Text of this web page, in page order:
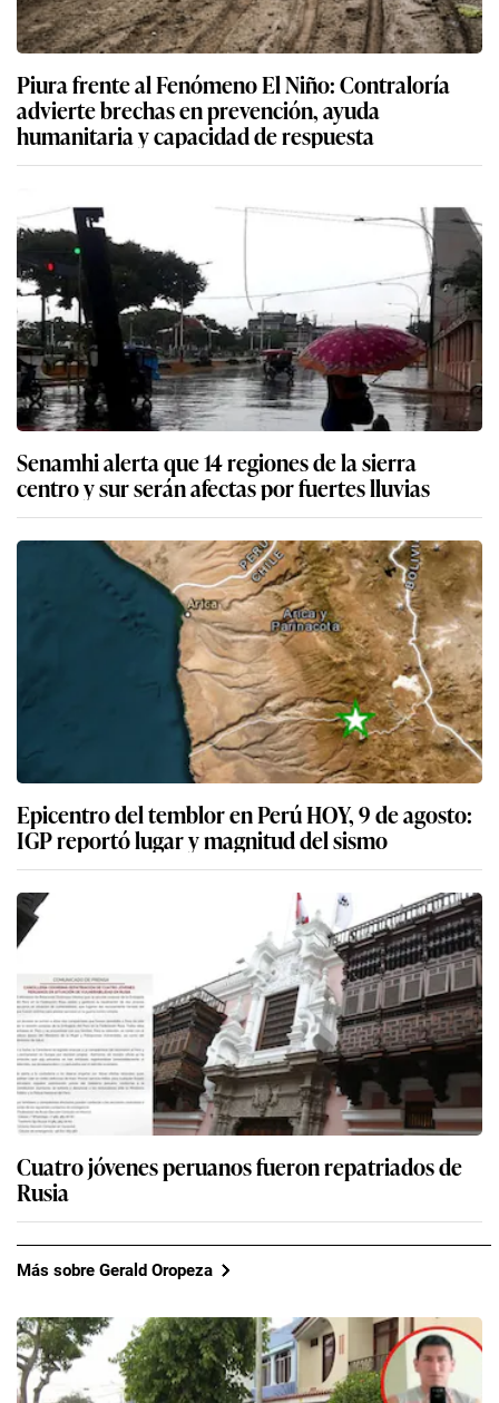
Piura frente al Fenómeno El Niño: Contraloría
advierte brechas en prevención, ayuda
humanitaria y capacidad de respuesta
Senamhi alerta que 14 regiones de la sierra
centro y sur serán afectas por fuertes lluvias
Epicentro del temblor en Perú HOY, 9 de agosto:
IGP reportó lugar y magnitud del sismo
Cuatro jóvenes peruanos fueron repatriados de
Rusia
Más sobre Gerald Oropeza